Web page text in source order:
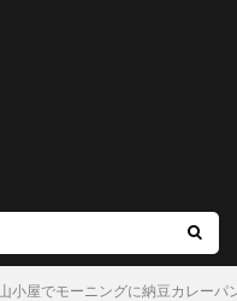
小屋でモーニングに納豆カレー